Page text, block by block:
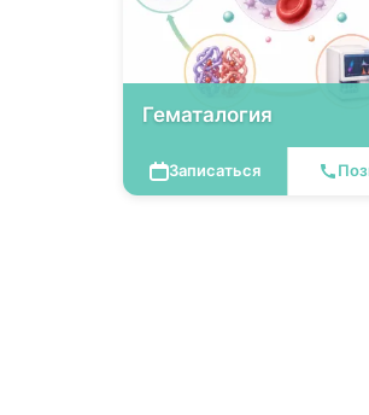
Гематалогия
Записаться